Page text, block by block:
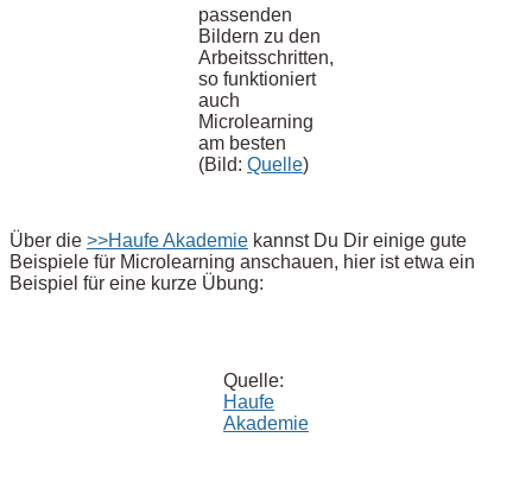
passenden
Bildern zu den
Arbeitsschritten,
so funktioniert
auch
Microlearning
am besten
(Bild: Quelle)
Über die >>Haufe Akademie kannst Du Dir einige gute
Beispiele für Microlearning anschauen, hier ist etwa ein
Beispiel für eine kurze Übung:
Quelle:
Haufe
Akademie